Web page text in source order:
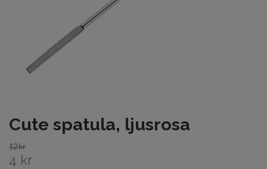
Cute spatula, ljusrosa
12 kr
4 kr